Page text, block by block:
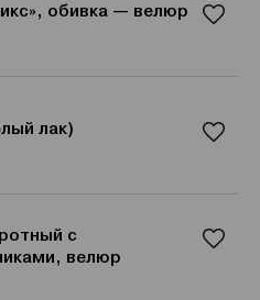
обивка — велюр
лак)
с
велюр